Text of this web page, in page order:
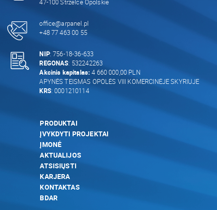
47-100 Strzelce Opolskie
office@arpanel.pl
+48 77 463 00 55
NIP: 756-18-36-633
REGONAS: 532242263
Akcinis kapitalas: 4 660 000,00 PLN
APYNĖS TEISMAS OPOLĖS VIII KOMERCINĖJE SKYRIUJE
KRS: 0001210114
PRODUKTAI
ĮVYKDYTI PROJEKTAI
ĮMONĖ
AKTUALIJOS
ATSISIŲSTI
KARJERA
KONTAKTAS
BDAR